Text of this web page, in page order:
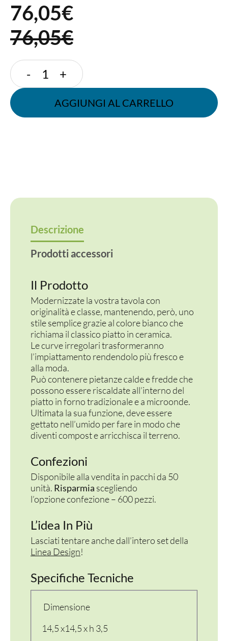
76,05€
76,05€
-
CIOTOLA
300
-
+
AGGIUNGI AL CARRELLO
Descrizione
Prodotti accessori
Il Prodotto
Modernizzate la vostra tavola con
originalità e classe, mantenendo, però, uno
stile semplice grazie al colore bianco che
richiama il classico piatto in ceramica.
Le curve irregolari trasformeranno
l’impiattamento rendendolo più fresco e
alla moda.
Può contenere pietanze calde e fredde che
possono essere riscaldate all’interno del
piatto in forno tradizionale e a microonde.
Ultimata la sua funzione, deve essere
gettato nell’umido per fare in modo che
diventi compost e arricchisca il terreno.
Confezioni
Disponibile alla vendita in pacchi da 50
unità. Risparmia scegliendo
l’opzione confezione – 600 pezzi.
L’idea In Più
Lasciati tentare anche dall’intero set della
Linea Design!
Specifiche Tecniche
Dimensione
14,5 x14,5 x h 3,5